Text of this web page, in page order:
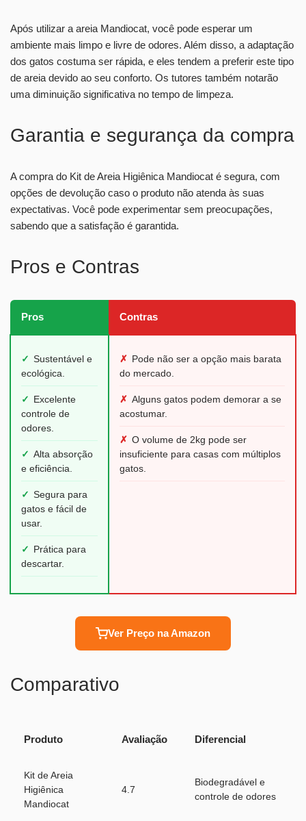
Após utilizar a areia Mandiocat, você pode esperar um
ambiente mais limpo e livre de odores. Além disso, a adaptação
dos gatos costuma ser rápida, e eles tendem a preferir este tipo
de areia devido ao seu conforto. Os tutores também notarão
uma diminuição significativa no tempo de limpeza.
Garantia e segurança da compra
A compra do Kit de Areia Higiênica Mandiocat é segura, com
opções de devolução caso o produto não atenda às suas
expectativas. Você pode experimentar sem preocupações,
sabendo que a satisfação é garantida.
Pros e Contras
Pros Contras
✓ Sustentável e
ecológica.
✓
Excelente
controle de
odores.
✓ Alta absorção
e eficiência.
✓ Segura para
gatos e fácil de
usar.
✓
Prática para
descartar.
✗ Pode não ser a opção mais barata
do mercado.
✗ Alguns gatos podem demorar a se
acostumar.
✗ O volume de 2kg pode ser
insuficiente para casas com múltiplos
gatos.
Ver Preço na Amazon
Comparativo
Produto Avaliação Diferencial
Kit de Areia
Higiênica
Mandiocat
4.7
Biodegradável e
controle de odores